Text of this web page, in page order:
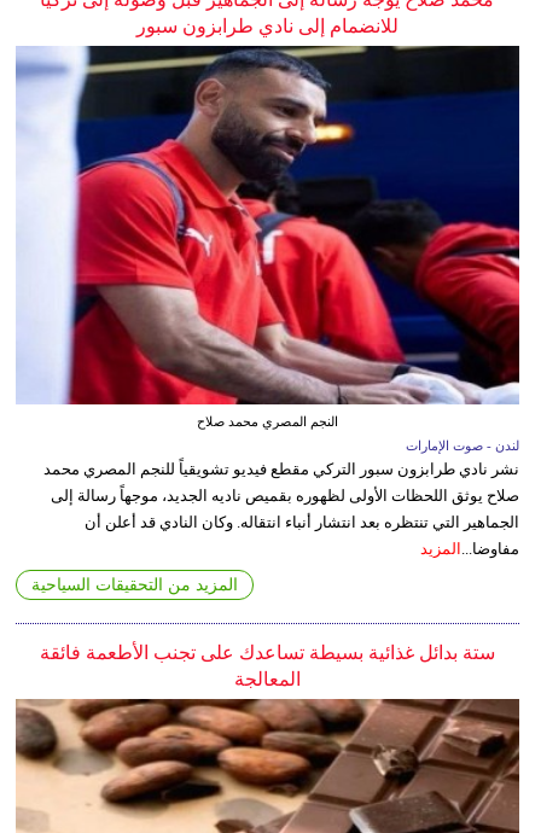
للانضمام إلى نادي طرابزون سبور
النجم المصري محمد صلاح
لندن - صوت الإمارات
نشر نادي طرابزون سبور التركي مقطع فيديو تشويقياً للنجم المصري محمد
صلاح يوثق اللحظات الأولى لظهوره بقميص ناديه الجديد، موجهاً رسالة إلى
الجماهير التي تنتظره بعد انتشار أنباء انتقاله. وكان النادي قد أعلن أن
مفاوضا... المزيد
المزيد من التحقيقات السياحية
ستة بدائل غذائية بسيطة تساعدك على تجنب الأطعمة فائقة
المعالجة